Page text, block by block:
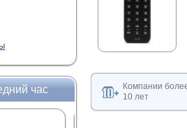
час
Компании
10 лет